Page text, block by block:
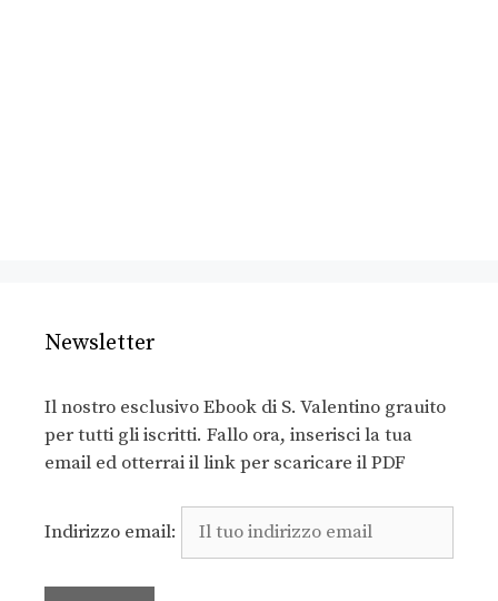
Newsletter
Il nostro esclusivo Ebook di S. Valentino grauito
per tutti gli iscritti. Fallo ora, inserisci la tua
email ed otterrai il link per scaricare il PDF
Indirizzo email: